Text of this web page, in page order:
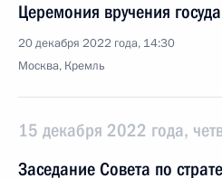
Церемония вручения
20 декабря 2022 года, 14:30
Москва, Кремль
15 декабря 2022 года,
Заседание Совета по